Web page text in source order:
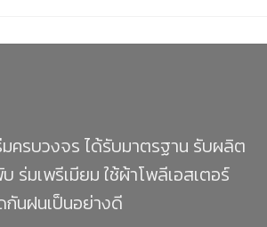
ครบวงจร ได้รับมาตรฐาน รับผลิต
ร่มเพรีเมียม ใช้ผ้าโพลีเอสเตอร์
นฝนเป็นอย่างดี